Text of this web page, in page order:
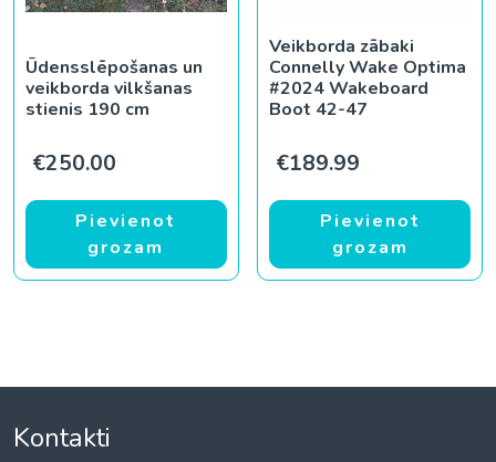
Ūdensslēpošanas un
veikborda vilkšanas
stienis 190 cm
€250.00
Pievienot
grozam
Veikborda zābaki
Connelly Wake Optima
#2024 Wakeboard
Boot 42-47
€189.99
Pievienot
grozam
Kontakti